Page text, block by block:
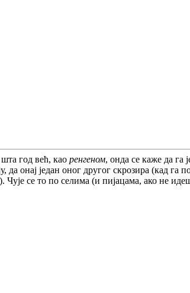
год већ, као ренгеном, онда се каже да га
онај један оног другог скрозира (кад га
Чује се то по селима (и пијацама, ако не